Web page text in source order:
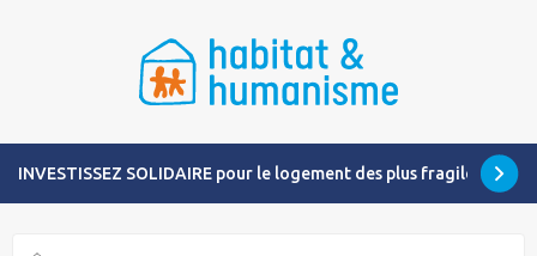
INVESTISSEZ SOLIDAIRE pour le logement des plus fragiles